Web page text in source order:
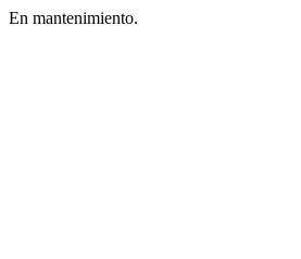
En mantenimiento.